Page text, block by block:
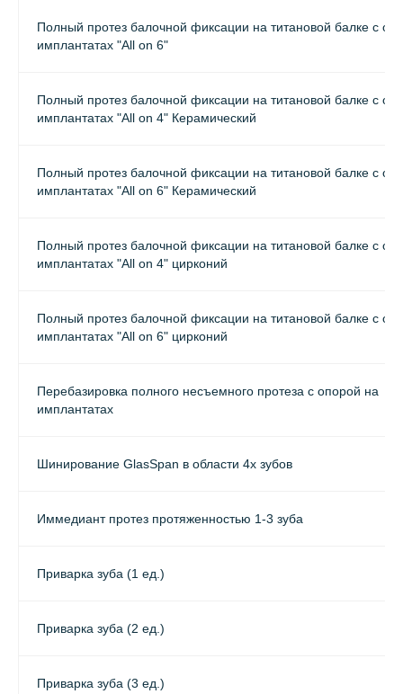
Полный протез балочной фиксации на титановой балке с
имплантатах "All on 6"
Полный протез балочной фиксации на титановой балке с
имплантатах "All on 4" Керамический
Полный протез балочной фиксации на титановой балке с
имплантатах "All on 6" Керамический
Полный протез балочной фиксации на титановой балке с
имплантатах "All on 4" цирконий
Полный протез балочной фиксации на титановой балке с
имплантатах "All on 6" цирконий
Перебазировка полного несъемного протеза с опорой на
имплантатах
Шинирование GlasSpan в области 4х зубов
Иммедиант протез протяженностью 1-3 зуба
Приварка зуба (1 ед.)
Приварка зуба (2 ед.)
Приварка зуба (3 ед.)